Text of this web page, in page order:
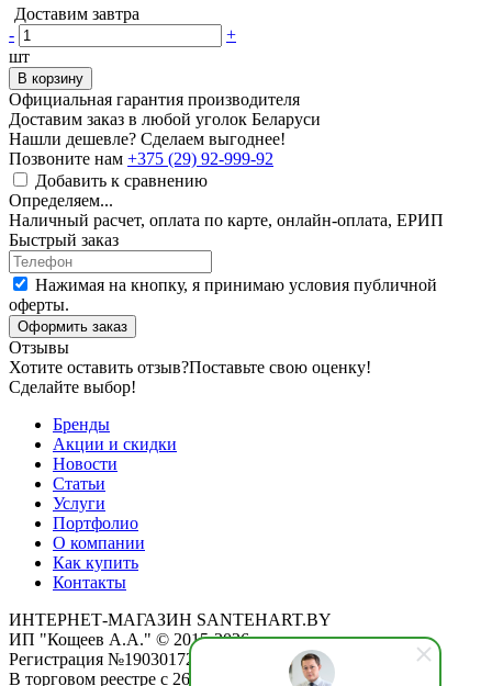
Доставим завтра
-
+
шт
В корзину
Официальная гарантия производителя
Доставим заказ в любой уголок Беларуси
Нашли дешевле? Сделаем выгоднее!
Позвоните нам +375 (29) 92-999-92
Добавить к сравнению
Определяем...
Наличный расчет, оплата по карте, онлайн-оплата, ЕРИП
Быстрый заказ
Нажимая на кнопку, я принимаю условия публичной
оферты.
Оформить заказ
Отзывы
Хотите оставить отзыв?Поставьте свою оценку!
Сделайте выбор!
Бренды
Акции и скидки
Новости
Статьи
Услуги
Портфолио
О компании
Как купить
Контакты
ИНТЕРНЕТ-МАГАЗИН SANTEHART.BY
ИП "Кощеев А.А." © 2015-2026
Регистрация №190301725 от 12.02.2015
В торговом реестре с 26.11.2019